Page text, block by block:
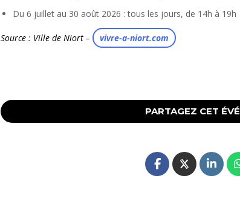
Du 6 juillet au 30 août 2026 : tous les jours, de 14h à 19h
Source : Ville de Niort – vivre-a-niort.com
PARTAGEZ CET